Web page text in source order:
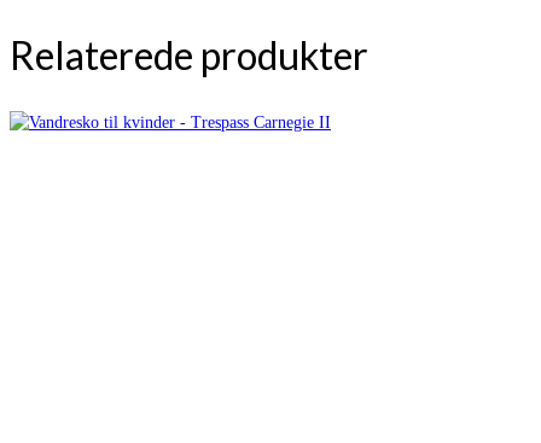
Relaterede produkter